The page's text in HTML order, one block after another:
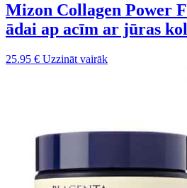
Mizon Collagen Power
ādai ap acīm ar jūras
25.95 € Uzzināt vairāk